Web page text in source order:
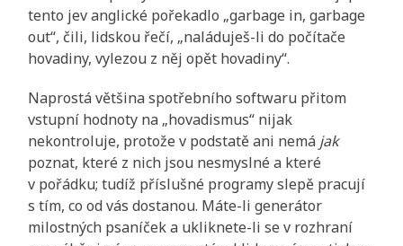
tento jev anglické pořekadlo „garbage in, garbage
out“, čili, lidskou řečí, „naláduješ-li do počítače
hovadiny, vylezou z něj opět hovadiny“.
Naprostá většina spotřebního softwaru přitom
vstupní hodnoty na „hovadismus“ nijak
nekontroluje, protože v podstatě ani nemá jak
poznat, které z nich jsou nesmyslné a které
v pořádku; tudíž příslušné programy slepě pracují
s tím, co od vás dostanou. Máte-li generátor
milostných psaníček a ukliknete-li se v rozhraní